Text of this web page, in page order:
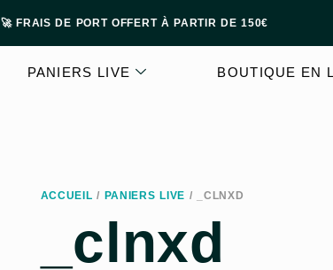
🚀 FRAIS DE PORT OFFERT À PARTIR DE 150€
PANIERS LIVE BOUTIQUE EN
ACCUEIL / PANIERS LIVE / _CLNXD
_clnxd